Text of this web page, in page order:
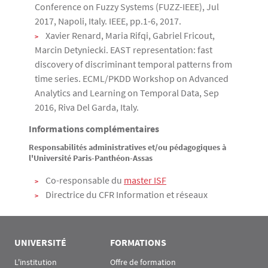
Conference on Fuzzy Systems (FUZZ-IEEE), Jul
2017, Napoli, Italy. IEEE, pp.1-6, 2017.
Xavier Renard, Maria Rifqi, Gabriel Fricout,
Marcin Detyniecki. EAST representation: fast
discovery of discriminant temporal patterns from
time series. ECML/PKDD Workshop on Advanced
Analytics and Learning on Temporal Data, Sep
2016, Riva Del Garda, Italy.
Informations complémentaires
Responsabilités administratives et/ou pédagogiques à
l'Université Paris-Panthéon-Assas
Co-responsable du master ISF
Directrice du CFR Information et réseaux
UNIVERSITÉ
L'institution
FORMATIONS
Offre de formation